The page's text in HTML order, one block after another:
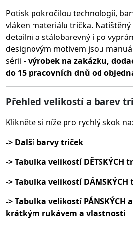
Potisk pokročilou technologií,
vláken materiálu trička.
detailní a stálobarevný i po
designovým motivem jsou
sérii -výrobek na zakázku,
do 15 pracovních dnů od
Přehled velikostí a barev
Klikněte si níže pro rychlý skok na:
-> Další barvy triček
-> Tabulka velikostí DĚTSKÝCH
-> Tabulka velikostí
-> Tabulka velikostí PÁNSKÝCH
krátkým rukávem a vlastnosti